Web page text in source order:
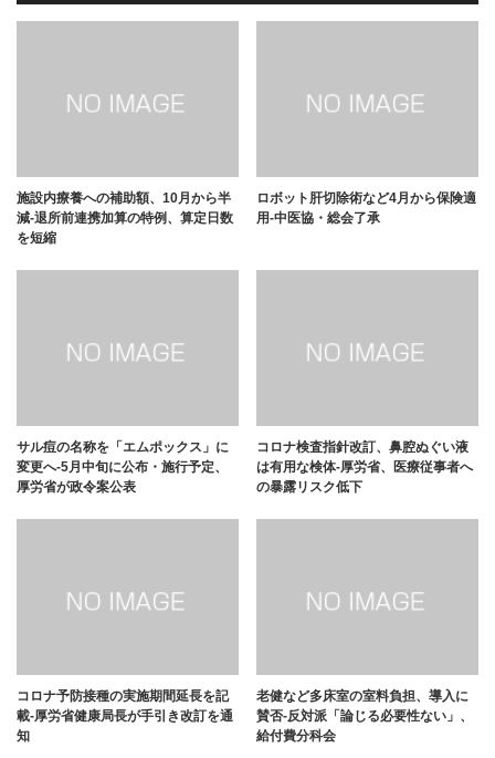
施設内療養への補助額、10月から半
減-退所前連携加算の特例、算定日数
を短縮
ロボット肝切除術など4月から保険適
用-中医協・総会了承
サル痘の名称を「エムポックス」に
変更へ-5月中旬に公布・施行予定、
厚労省が政令案公表
コロナ検査指針改訂、鼻腔ぬぐい液
は有用な検体-厚労省、医療従事者へ
の暴露リスク低下
コロナ予防接種の実施期間延長を記
載-厚労省健康局長が手引き改訂を通
知
老健など多床室の室料負担、導入に
賛否-反対派「論じる必要性ない」、
給付費分科会